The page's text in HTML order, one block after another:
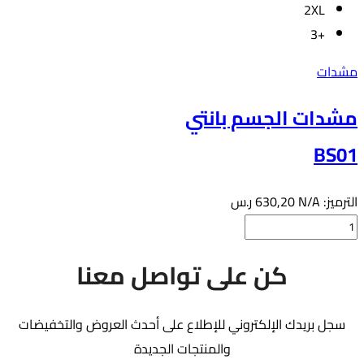
2XL
+3
مشدات
مشدات الجسم بانتي
BS01
الترميز: N/A
630,20ر.س
كمية
BS01
الأشكال
كن على تواصل معنا
سجل بريدك الإلكتروني للإطلاع على أحدث العروض والتخفيضات
والمنتجات الجديدة